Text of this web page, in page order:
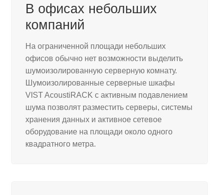
Контакты
В офисах небольших
компаний
На ограниченной площади небольших
офисов обычно нет возможности выделить
шумоизолированную серверную комнату.
Шумоизолированные серверные шкафы
VIST AcoustiRACK с активным подавлением
шума позволят разместить серверы, системы
хранения данных и активное сетевое
оборудование на площади около одного
квадратного метра.